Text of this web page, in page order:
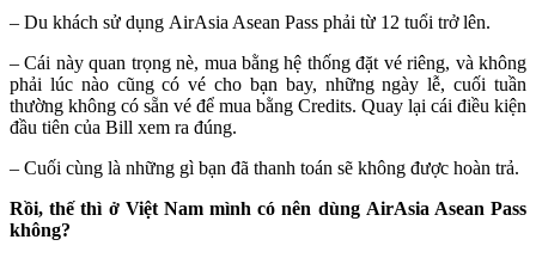
– Du khách sử dụng AirAsia Asean Pass phải từ 12 tuổi trở lên.
– Cái này quan trọng nè, mua bằng hệ thống đặt vé riêng, và không
phải lúc nào cũng có vé cho bạn bay, những ngày lễ, cuối tuần
thường không có sẵn vé để mua bằng Credits. Quay lại cái điều kiện
đầu tiên của Bill xem ra đúng.
– Cuối cùng là những gì bạn đã thanh toán sẽ không được hoàn trả.
Rồi, thế thì ở Việt Nam mình có nên dùng AirAsia Asean Pass
không?